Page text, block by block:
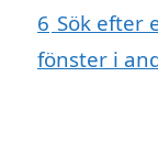
6 Sök efter
fönster i